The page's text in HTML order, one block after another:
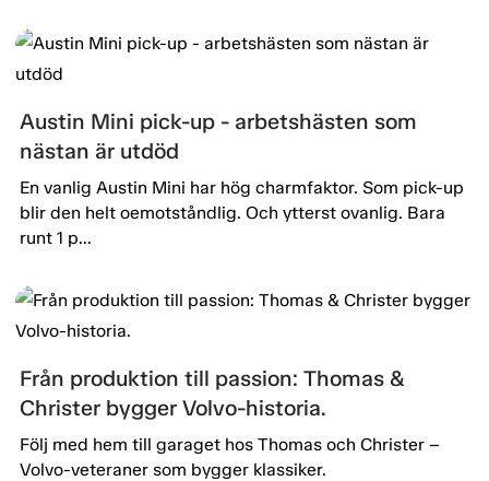
Austin Mini pick-up - arbetshästen som
nästan är utdöd
En vanlig Austin Mini har hög charmfaktor. Som pick-up
blir den helt oemotståndlig. Och ytterst ovanlig. Bara
runt 1 p...
Från produktion till passion: Thomas &
Christer bygger Volvo-historia.
Följ med hem till garaget hos Thomas och Christer –
Volvo-veteraner som bygger klassiker.